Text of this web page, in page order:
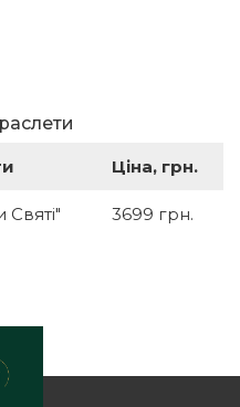
Ціна, грн.
3699 грн.